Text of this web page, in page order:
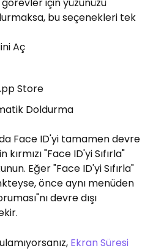
için yüzünüzü
bu seçenekleri tek
Aç
Store
Doldurma
Face ID'yi tamamen devre
kırmızı "Face ID'yi Sıfırla"
Eğer "Face ID'yi Sıfırla"
önce aynı menüden
devre dışı
Ekran Süresi